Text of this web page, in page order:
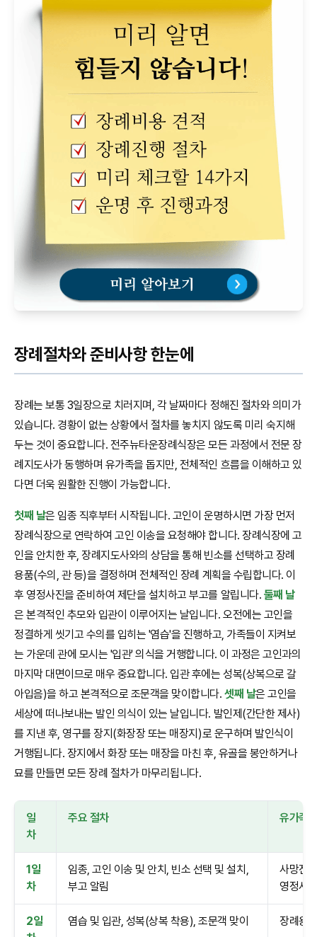
장례절차와 준비사항 한눈에
장례는 보통 3일장으로 치러지며, 각 날짜마다 정해진 절차와 의미가
있습니다. 경황이 없는 상황에서 절차를 놓치지 않도록 미리 숙지해
두는 것이 중요합니다. 전주뉴타운장례식장은 모든 과정에서 전문 장
례지도사가 동행하며 유가족을 돕지만, 전체적인 흐름을 이해하고 있
다면 더욱 원활한 진행이 가능합니다.
첫째 날은 임종 직후부터 시작됩니다. 고인이 운명하시면 가장 먼저
장례식장으로 연락하여 고인 이송을 요청해야 합니다. 장례식장에 고
인을 안치한 후, 장례지도사와의 상담을 통해 빈소를 선택하고 장례
용품(수의, 관 등)을 결정하며 전체적인 장례 계획을 수립합니다. 이
후 영정사진을 준비하여 제단을 설치하고 부고를 알립니다. 둘째 날
은 본격적인 추모와 입관이 이루어지는 날입니다. 오전에는 고인을
정결하게 씻기고 수의를 입히는 '염습'을 진행하고, 가족들이 지켜보
는 가운데 관에 모시는 '입관' 의식을 거행합니다. 이 과정은 고인과의
마지막 대면이므로 매우 중요합니다. 입관 후에는 성복(상복으로 갈
아입음)을 하고 본격적으로 조문객을 맞이합니다.셋째 날은 고인을
세상에 떠나보내는 발인 의식이 있는 날입니다. 발인제(간단한 제사)
를 지낸 후, 영구를 장지(화장장 또는 매장지)로 운구하며 발인식이
거행됩니다. 장지에서 화장 또는 매장을 마친 후, 유골을 봉안하거나
묘를 만들면 모든 장례 절차가 마무리됩니다.
일
차
주요 절차 유가족
1일
차
임종, 고인 이송 및 안치, 빈소 선택 및 설치,
부고 알림
사망진
영정사
2일
염습 및 입관, 성복(상복 착용), 조문객 맞이 장례용